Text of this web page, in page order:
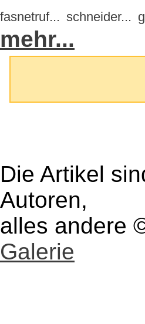
fasnetruf... schneider...
mehr...
Die Artikel
Autoren,
alles andere
Galerie